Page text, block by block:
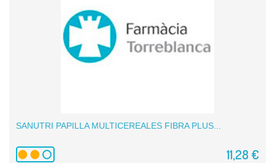
SANUTRI PAPILLA MULTICEREALES FIBRA PLUS...
11,28 €